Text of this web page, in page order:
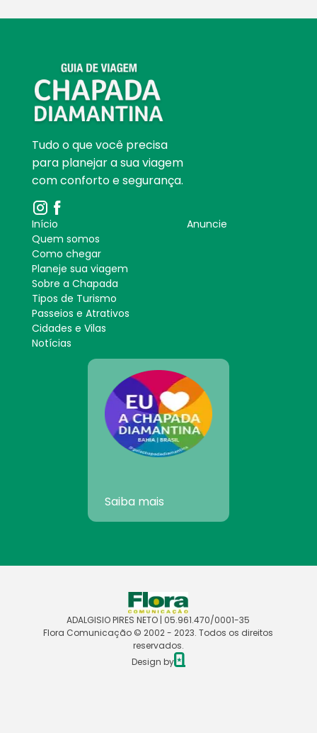
Tudo o que você precisa
para planejar a sua viagem
com conforto e segurança.
Início
Quem somos
Como chegar
Planeje sua viagem
Sobre a Chapada
Tipos de Turismo
Passeios e Atrativos
Cidades e Vilas
Notícias
Anuncie
Saiba mais
ADALGISIO PIRES NETO | 05.961.470/0001-35
Flora Comunicação © 2002 - 2023. Todos os direitos
reservados.
Design by